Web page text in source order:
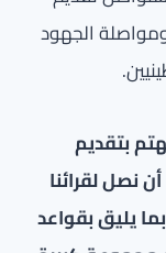
الجهود
بتقديم
نصل لقرائنا
يليق بقواعد